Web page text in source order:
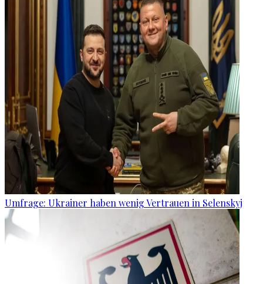
Umfrage: Ukrainer haben wenig Vertrauen in Selenskyj